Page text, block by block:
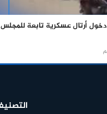
أرتال عسكرية تابعة للمجلس